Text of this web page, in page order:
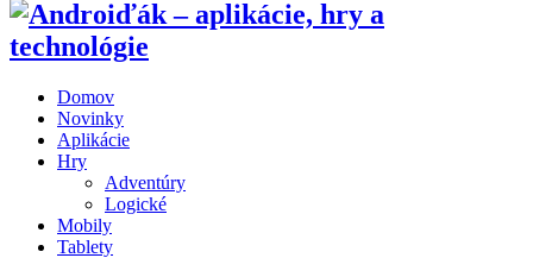
Domov
Novinky
Aplikácie
Hry
Adventúry
Logické
Mobily
Tablety